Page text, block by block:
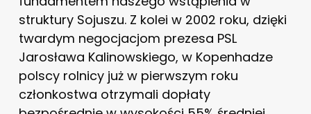
struktury Sojuszu. Z kolei w 2002 roku, dzięki
twardym negocjacjom prezesa PSL
Jarosława Kalinowskiego, w Kopenhadze
polscy rolnicy już w pierwszym roku
członkostwa otrzymali dopłaty